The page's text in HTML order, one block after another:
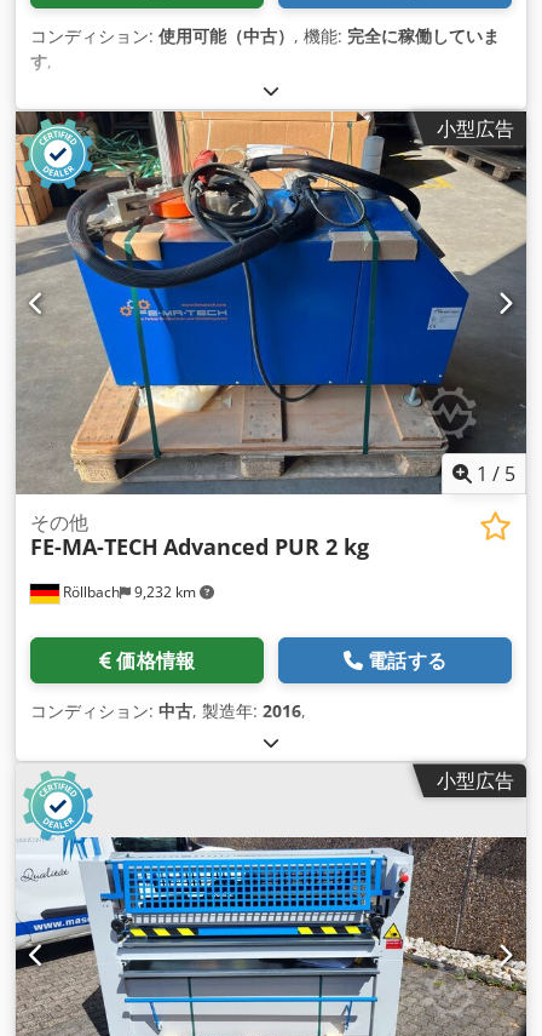
コンディション: 使用可能（中古） , 機能: 完全に稼働していま
す,
小型広告
1 / 5
Röllbach 9,232 km
その他
FE-MA-TECH Advanced PUR 2 kg
価格情報 電話する
コンディション: 中古, 製造年: 2016,
小型広告